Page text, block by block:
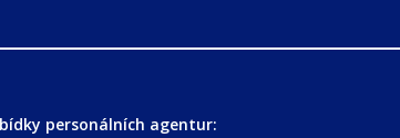
personálních agentur: